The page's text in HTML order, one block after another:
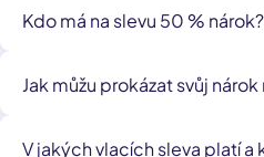
Kdo má na slevu 50 % nárok?
předchází dni 18.
předchází dni 26.
Jak můžu prokázat svůj nárok
V jakých vlacích sleva platí a